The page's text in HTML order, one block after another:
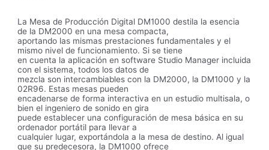
La Mesa de Producción Digital DM1000 destila la esencia
de la DM2000 en una mesa compacta,
aportando las mismas prestaciones fundamentales y el
mismo nivel de funcionamiento. Si se tiene
en cuenta la aplicación en software Studio Manager incluida
con el sistema, todos los datos de
mezcla son intercambiables con la DM2000, la DM1000 y la
02R96. Estas mesas pueden
encadenarse de forma interactiva en un estudio multisala, o
bien el ingeniero de sonido en gira
puede establecer una configuración de mesa básica en su
ordenador portátil para llevar a
cualquier lugar, exportándola a la mesa de destino. Al igual
que su predecesora, la DM1000 ofrece